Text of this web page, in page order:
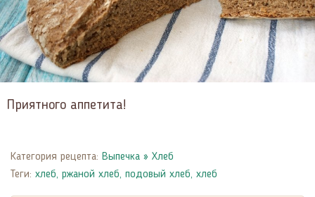
Приятного аппетита!
Категория рецепта: Выпечка » Хлеб
Теги: хлеб, ржаной хлеб, подовый хлеб, хлеб